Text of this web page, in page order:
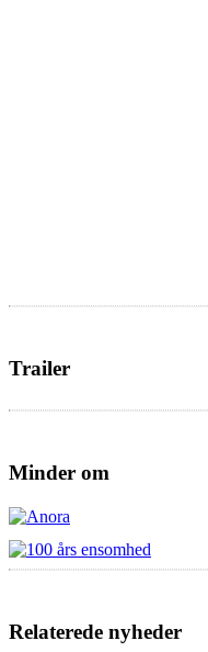
Trailer
Minder om
Relaterede nyheder